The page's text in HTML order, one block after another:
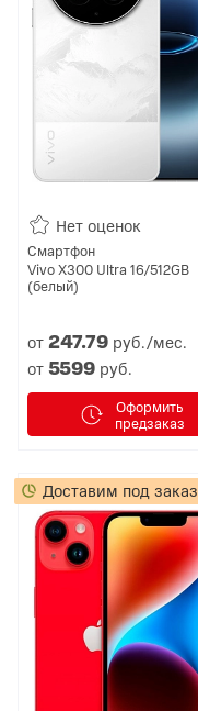
Нет оценок
Смартфон
Vivo X300 Ultra 16/512GB
(белый)
от247.79 руб./мес.
от5599 руб.
Оформить
предзаказ
Доставим под заказ